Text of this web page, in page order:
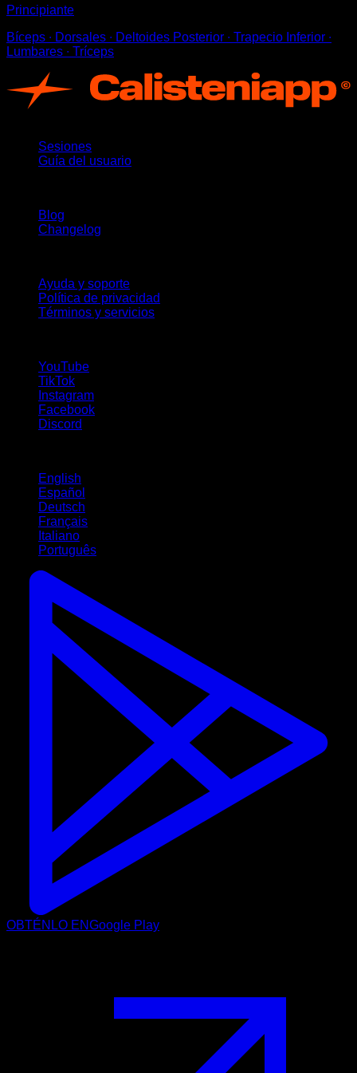
Principiante
Bíceps ∙ Dorsales ∙ Deltoides Posterior ∙ Trapecio Inferior ∙
Lumbares ∙ Tríceps
Sesiones
Guía del usuario
Blog
Changelog
Ayuda y soporte
Política de privacidad
Términos y servicios
YouTube
TikTok
Instagram
Facebook
Discord
English
Español
Deutsch
Français
Italiano
Português
OBTÉNLO ENGoogle Play